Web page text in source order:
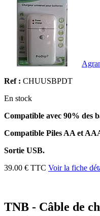
Ref : CHUUSBPDT
En stock
Compatible avec 90% des
Compatible Piles AA et
Sortie USB.
39.00 € TTC Voir la fiche
TNB - Câble de